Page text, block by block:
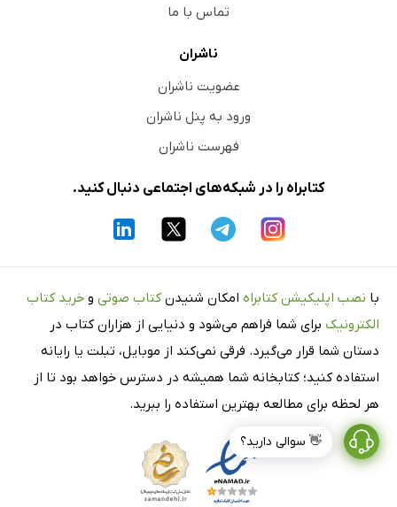
👋 سوالی دارید؟
تماس با ما
ناشران
عضویت ناشران
ورود به پنل ناشران
فهرست ناشران
کتابراه را در شبکه‌های اجتماعی دنبال کنید.
با نصب اپلیکیشن کتابراه امکان شنیدن کتاب صوتی و خرید کتاب
الکترونیک برای شما فراهم می‌شود و دنیایی از هزاران کتاب در
دستان شما قرار می‌گیرد. فرقی نمی‌کند از موبایل، تبلت یا رایانه
استفاده کنید؛ کتابخانه شما همیشه در دسترس خواهد بود تا از
هر لحظه برای مطالعه بهترین استفاده را ببرید.